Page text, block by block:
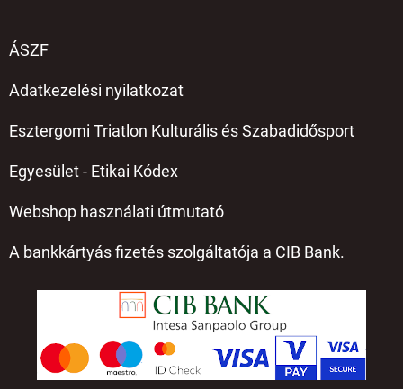
ÁSZF
Adatkezelési nyilatkozat
Esztergomi Triatlon Kulturális és Szabadidősport
Egyesület - Etikai Kódex
Webshop használati útmutató
A bankkártyás fizetés szolgáltatója a CIB Bank.